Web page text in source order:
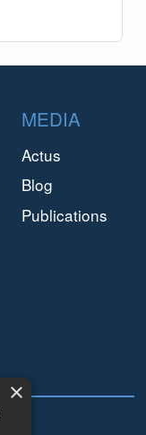
MEDIA
Actus
Blog
Publications
×